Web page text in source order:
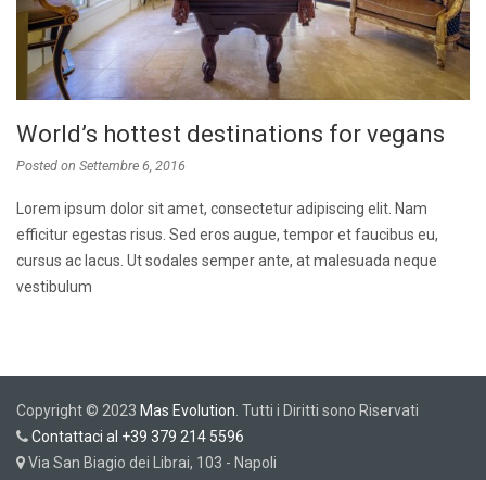
World’s hottest destinations for vegans
Posted on Settembre 6, 2016
Lorem ipsum dolor sit amet, consectetur adipiscing elit. Nam
efficitur egestas risus. Sed eros augue, tempor et faucibus eu,
cursus ac lacus. Ut sodales semper ante, at malesuada neque
vestibulum
Copyright © 2023 Mas Evolution . Tutti i Diritti sono Riservati
Contattaci al +39 379 214 5596
Via San Biagio dei Librai, 103 - Napoli